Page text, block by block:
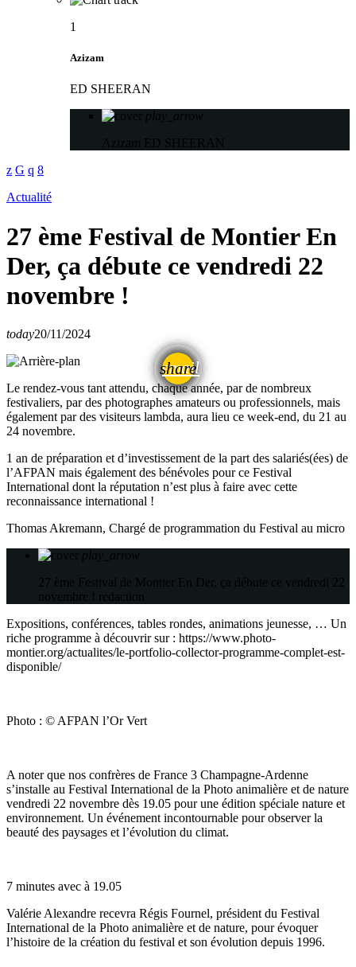
1
Azizam
ED SHEERAN
play_arrow
Azizam
ED SHEERAN
Actualité
27 ème Festival de Montier En
Der, ça débute ce vendredi 22
novembre !
today20/11/2024
share
email
Le rendez-vous tant attendu, chaque année, par de nombreux
festivaliers, par des photographes amateurs ou professionnels, mais
également par des visiteurs lambda, aura lieu ce week-end, du 21 au
24 novembre.
1 an de préparation et d’investissement de la part des salariés(ées) de
l’AFPAN mais également des bénévoles pour ce Festival
International dont la réputation n’est plus à faire avec cette
reconnaissance international !
Thomas Akremann, Chargé de programmation du Festival au micro
play_arrow
27 ème Festival de Montier En Der, ça débute ce vendredi 22
novembre !
redaction
Expositions, conférences, tables rondes, animations jeunesse, … Un
riche programme à découvrir sur : https://www.photo-
montier.org/actualites/le-portfolio-collector-programme-complet-est-
disponible/
Photo : © AFPAN l’Or Vert
A noter que nos confrères de France 3 Champagne-Ardenne
s’installe au Festival International de la Photo animalière et de nature
vendredi 22 novembre dès 19.05 pour une édition spéciale nature et
environnement. Un événement incontournable pour observer la
beauté des paysages et l’évolution du climat.
7 minutes avec à 19.05
Valérie Alexandre recevra Régis Fournel, président du Festival
International de la Photo animalière et de nature, pour évoquer
l’histoire de la création du festival et son évolution depuis 1996.